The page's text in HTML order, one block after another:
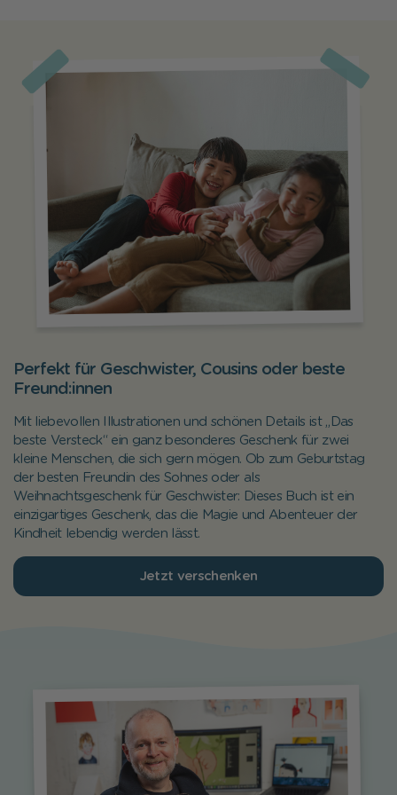
Perfekt für Geschwister, Cousins oder beste
Freund:innen
Mit liebevollen Illustrationen und schönen Details ist „Das
beste Versteck“ ein ganz besonderes Geschenk für zwei
kleine Menschen, die sich gern mögen. Ob zum Geburtstag
der besten Freundin des Sohnes oder als
Weihnachtsgeschenk für Geschwister: Dieses Buch ist ein
einzigartiges Geschenk, das die Magie und Abenteuer der
Kindheit lebendig werden lässt.
Jetzt verschenken